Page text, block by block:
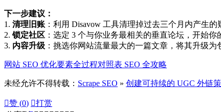
下一步建议：
1. 清理旧账 ：利用 Disavow 工具清理掉过去三个月内产生的
2.锁定社区 ：选定 3 个与你业务最相关的垂直论坛，开始你
3. 内容升级 ：挑选你网站流量最大的一篇文章，将其升级为
网站 SEO 优化要素全过程对照表 SEO 全攻略
未经允许不得转载： Scrape SEO » 创建可持续的 UGC 外链
赞 (0) 打赏